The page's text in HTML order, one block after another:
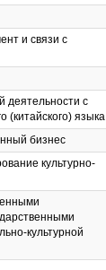
и связи с
деятельности с
(китайского) языка
бизнес
культурно-
культурной